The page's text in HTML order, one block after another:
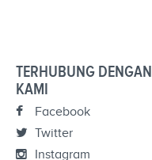
TERHUBUNG DENGAN
KAMI
Facebook
Twitter
Instagram